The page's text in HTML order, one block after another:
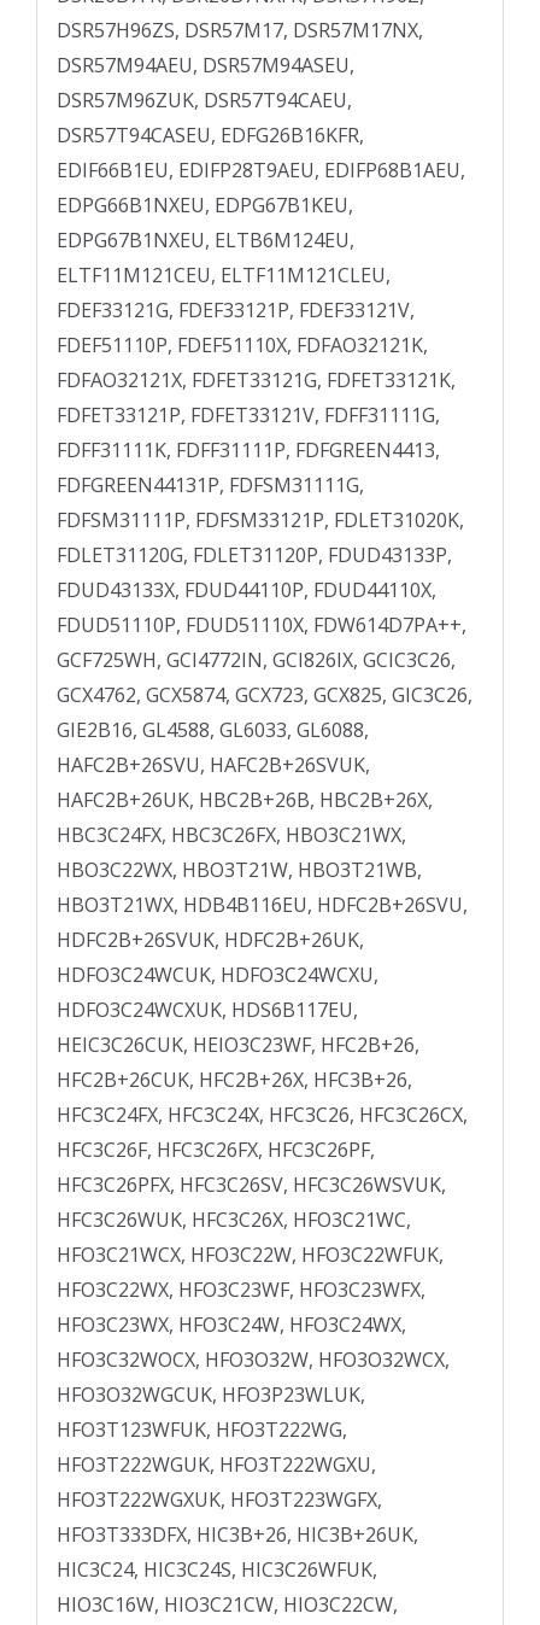
DSR57H96ZS, DSR57M17, DSR57M17NX,
DSR57M94AEU, DSR57M94ASEU,
DSR57M96ZUK, DSR57T94CAEU,
DSR57T94CASEU, EDFG26B16KFR,
EDIF66B1EU, EDIFP28T9AEU, EDIFP68B1AEU,
EDPG66B1NXEU, EDPG67B1KEU,
EDPG67B1NXEU, ELTB6M124EU,
ELTF11M121CEU, ELTF11M121CLEU,
FDEF33121G, FDEF33121P, FDEF33121V,
FDEF51110P, FDEF51110X, FDFAO32121K,
FDFAO32121X, FDFET33121G, FDFET33121K,
FDFET33121P, FDFET33121V, FDFF31111G,
FDFF31111K, FDFF31111P, FDFGREEN4413,
FDFGREEN44131P, FDFSM31111G,
FDFSM31111P, FDFSM33121P, FDLET31020K,
FDLET31120G, FDLET31120P, FDUD43133P,
FDUD43133X, FDUD44110P, FDUD44110X,
FDUD51110P, FDUD51110X, FDW614D7PA++,
GCF725WH, GCI4772IN, GCI826IX, GCIC3C26,
GCX4762, GCX5874, GCX723, GCX825, GIC3C26,
GIE2B16, GL4588, GL6033, GL6088,
HAFC2B+26SVU, HAFC2B+26SVUK,
HAFC2B+26UK, HBC2B+26B, HBC2B+26X,
HBC3C24FX, HBC3C26FX, HBO3C21WX,
HBO3C22WX, HBO3T21W, HBO3T21WB,
HBO3T21WX, HDB4B116EU, HDFC2B+26SVU,
HDFC2B+26SVUK, HDFC2B+26UK,
HDFO3C24WCUK, HDFO3C24WCXU,
HDFO3C24WCXUK, HDS6B117EU,
HEIC3C26CUK, HEIO3C23WF, HFC2B+26,
HFC2B+26CUK, HFC2B+26X, HFC3B+26,
HFC3C24FX, HFC3C24X, HFC3C26, HFC3C26CX,
HFC3C26F, HFC3C26FX, HFC3C26PF,
HFC3C26PFX, HFC3C26SV, HFC3C26WSVUK,
HFC3C26WUK, HFC3C26X, HFO3C21WC,
HFO3C21WCX, HFO3C22W, HFO3C22WFUK,
HFO3C22WX, HFO3C23WF, HFO3C23WFX,
HFO3C23WX, HFO3C24W, HFO3C24WX,
HFO3C32WOCX, HFO3O32W, HFO3O32WCX,
HFO3O32WGCUK, HFO3P23WLUK,
HFO3T123WFUK, HFO3T222WG,
HFO3T222WGUK, HFO3T222WGXU,
HFO3T222WGXUK, HFO3T223WGFX,
HFO3T333DFX, HIC3B+26, HIC3B+26UK,
HIC3C24, HIC3C24S, HIC3C26WFUK,
HIO3C16W, HIO3C21CW, HIO3C22CW,